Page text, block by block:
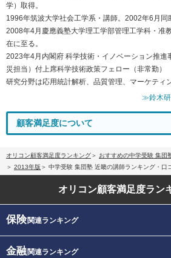
学）取得。
1996年筑波大学社会工学系・講師。2002年6月同
2008年4月慶應義塾大学理工学部管理工学科・准
在に至る。
2023年4月内閣府 科学技術・イノベーション推進
災担当）付上席科学技術政策フェロー（非常勤）
研究分野は応用統計解析、品質管理、マーケティン
≫鈴木研
顧客満足度について
オリコン顧客満足度ランキング
おすすめの中学受験 集団
2013年版
中学受験 集団塾 近畿の講師ランキング・口
オリコン顧客満足度ラン
保険関連ランキング
金融関連ランキング